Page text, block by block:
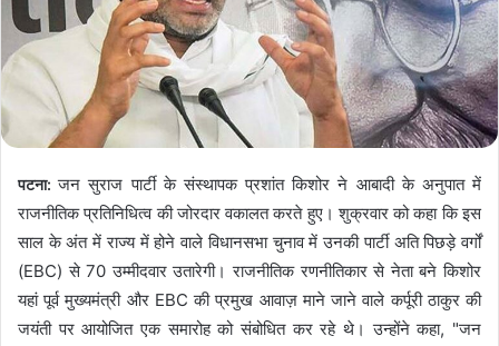
पटना:जन सुराज पार्टी के संस्थापक प्रशांत किशोर ने आबादी के अनुपात में
राजनीतिक प्रतिनिधित्व की जोरदार वकालत करते हुए। शुक्रवार को कहा कि इस
साल के अंत में राज्य में होने वाले विधानसभा चुनाव में उनकी पार्टी अति पिछड़े वर्गों
(EBC) से 70 उम्मीदवार उतारेगी। राजनीतिक रणनीतिकार से नेता बने किशोर
यहां पूर्व मुख्यमंत्री और EBC की प्रमुख आवाज़ माने जाने वाले कर्पूरी ठाकुर की
जयंती पर आयोजित एक समारोह को संबोधित कर रहे थे। उन्होंने कहा, "जन